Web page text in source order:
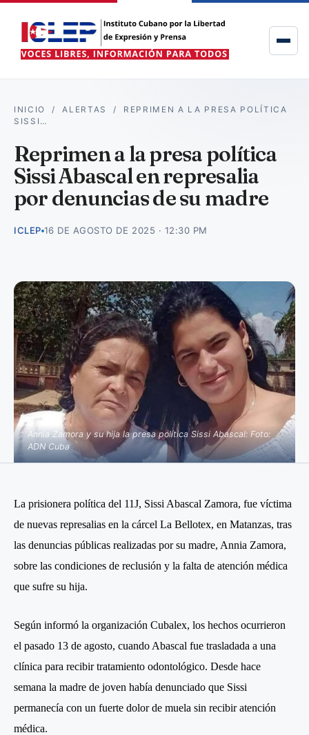
INICIO /ALERTAS / REPRIMEN A LA PRESA POLÍTICA
SISSI…
Reprimen a la presa política
Sissi Abascal en represalia
por denuncias de su madre
ICLEP 16 DE AGOSTO DE 2025 · 12:30 PM
Annia Zamora y su hija la presa política Sissi Abascal: Foto:
ADN Cuba
La prisionera política del 11J, Sissi Abascal Zamora, fue víctima
de nuevas represalias en la cárcel La Bellotex, en Matanzas, tras
las denuncias públicas realizadas por su madre, Annia Zamora,
sobre las condiciones de reclusión y la falta de atención médica
que sufre su hija.
Según informó la organización Cubalex, los hechos ocurrieron
el pasado 13 de agosto, cuando Abascal fue trasladada a una
clínica para recibir tratamiento odontológico. Desde hace
semana la madre de joven había denunciado que Sissi
permanecía con un fuerte dolor de muela sin recibir atención
médica.